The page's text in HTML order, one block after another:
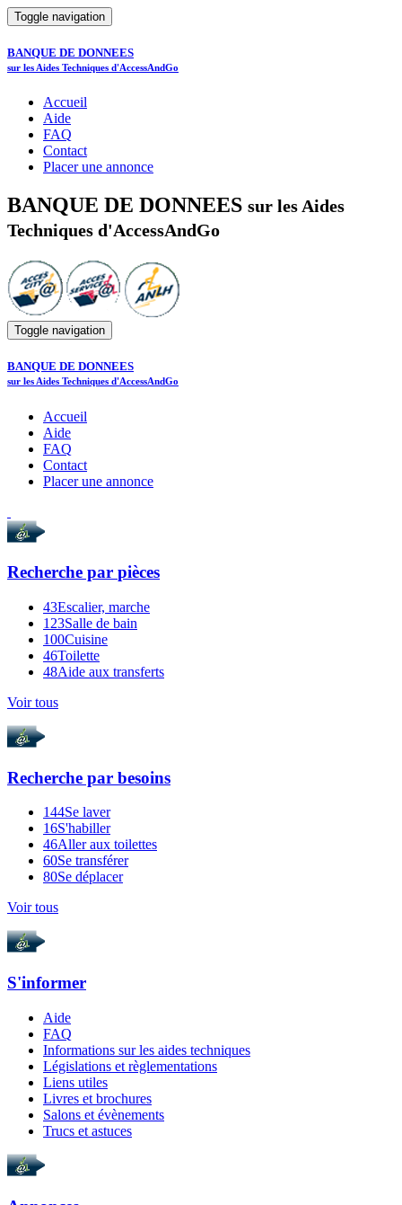
Toggle navigation
BANQUE DE DONNEES
sur les Aides Techniques d'AccessAndGo
Accueil
Aide
FAQ
Contact
Placer une annonce
BANQUE DE DONNEES sur les Aides
Techniques d'AccessAndGo
Toggle navigation
BANQUE DE DONNEES
sur les Aides Techniques d'AccessAndGo
Accueil
Aide
FAQ
Contact
Placer une annonce
Recherche par pièces
43Escalier, marche
123Salle de bain
100Cuisine
46Toilette
48Aide aux transferts
Voir tous
Recherche par besoins
144Se laver
16S'habiller
46Aller aux toilettes
60Se transférer
80Se déplacer
Voir tous
S'informer
Aide
FAQ
Informations sur les aides techniques
Législations et règlementations
Liens utiles
Livres et brochures
Salons et évènements
Trucs et astuces